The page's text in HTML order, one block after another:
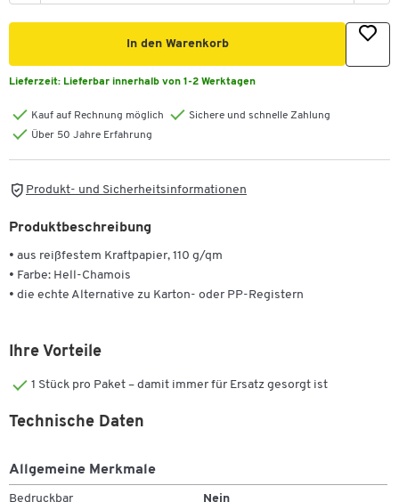
In den Warenkorb
Lieferzeit: Lieferbar innerhalb von 1-2 Werktagen
Kauf auf Rechnung möglich
Sichere und schnelle Zahlung
Über 50 Jahre Erfahrung
Produkt- und Sicherheitsinformationen
Produktbeschreibung
• aus reißfestem Kraftpapier, 110 g/qm
• Farbe: Hell-Chamois
• die echte Alternative zu Karton- oder PP-Registern
Ihre Vorteile
1 Stück pro Paket – damit immer für Ersatz gesorgt ist
Technische Daten
Allgemeine Merkmale
Bedruckbar Nein